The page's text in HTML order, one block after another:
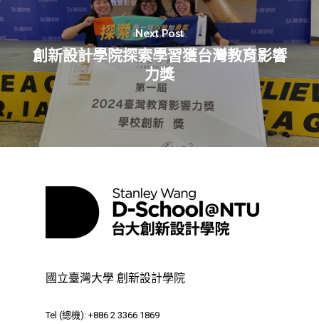
Next Post
創新設計學院探索學習獲台灣教育影響
力獎
國立臺灣大學 創新設計學院
Tel (總機): +886 2 3366 1869